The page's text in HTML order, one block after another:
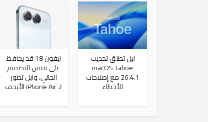
آبل تطلق تحديث
macOS Tahoe
26.4.1 مع إصلاحات
للأخطاء
آيفون 18 قد يحافظ
على نفس التصميم
الحالي، وآبل تطور
iPhone Air 2 الأنحف